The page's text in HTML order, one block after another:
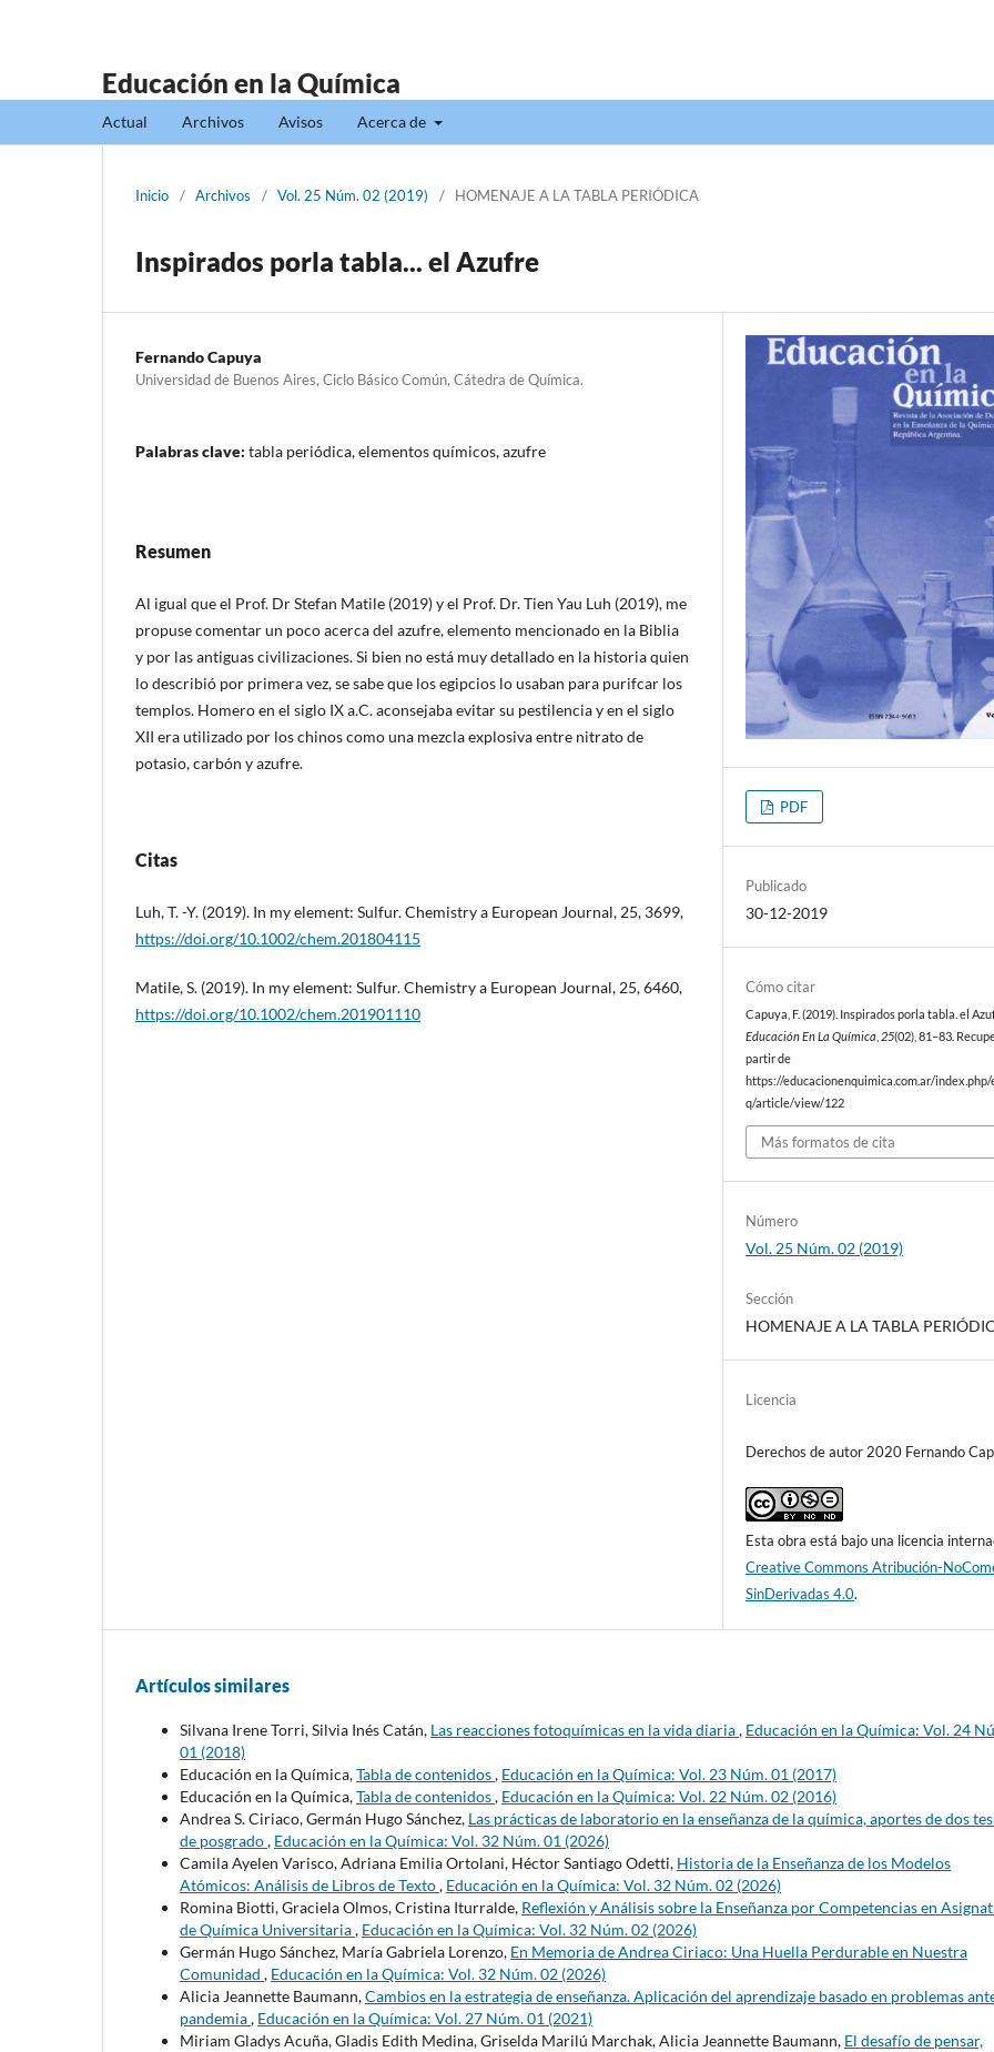
Educación en la Química
Actual Archivos Avisos Acerca de
Inicio / Archivos / Vol. 25 Núm. 02 (2019) / HOMENAJE A LA TABLA PERIÓDICA
Inspirados porla tabla... el Azufre
Fernando Capuya
Universidad de Buenos Aires, Ciclo Básico Común, Cátedra de Química.
Palabras clave: tabla periódica, elementos químicos, azufre
Resumen
Al igual que el Prof. Dr Stefan Matile (2019) y el Prof. Dr. Tien Yau Luh (2019), me
propuse comentar un poco acerca del azufre, elemento mencionado en la Biblia
y por las antiguas civilizaciones. Si bien no está muy detallado en la historia quien
lo describió por primera vez, se sabe que los egipcios lo usaban para purifcar los
templos. Homero en el siglo IX a.C. aconsejaba evitar su pestilencia y en el siglo
XII era utilizado por los chinos como una mezcla explosiva entre nitrato de
potasio, carbón y azufre.
Citas
Luh, T. -Y. (2019). In my element: Sulfur. Chemistry a European Journal, 25, 3699,
https://doi.org/10.1002/chem.201804115
Matile, S. (2019). In my element: Sulfur. Chemistry a European Journal, 25, 6460,
https://doi.org/10.1002/chem.201901110
PDF
Publicado
30-12-2019
Cómo citar
Capuya, F. (2019). Inspirados porla tabla. el
Educación En La Química 25(02), 81–83.
partir de
https://educacionenquimica.com.ar/index.php/
q/article/view/122
Más formatos de cita
Número
Vol. 25 Núm. 02 (2019)
Sección
HOMENAJE A LA TABLA
Licencia
Derechos de autor 2020 Fernando
Esta obra está bajo una licencia
Creative Commons Atribución-
SinDerivadas 4.0.
Artículos similares
Silvana Irene Torri, Silvia Inés Catán, Las reacciones fotoquímicas en la vida diaria, Educación en la Química: Vol. 24
01 (2018)
Educación en la Química,Tabla de contenidos, Educación en la Química: Vol. 23 Núm. 01 (2017)
Educación en la Química,Tabla de contenidos, Educación en la Química: Vol. 22 Núm. 02 (2016)
Andrea S. Ciriaco, Germán Hugo Sánchez, Las prácticas de laboratorio en la enseñanza de la química, aportes de dos
de posgrado, Educación en la Química: Vol. 32 Núm. 01 (2026)
Camila Ayelen Varisco, Adriana Emilia Ortolani, Héctor Santiago Odetti, Historia de la Enseñanza de los Modelos
Atómicos: Análisis de Libros de Texto, Educación en la Química: Vol. 32 Núm. 02 (2026)
Romina Biotti, Graciela Olmos, Cristina Iturralde, Reflexión y Análisis sobre la Enseñanza por Competencias en
de Química Universitaria, Educación en la Química: Vol. 32 Núm. 02 (2026)
Germán Hugo Sánchez, María Gabriela Lorenzo, En Memoria de Andrea Ciriaco: Una Huella Perdurable en Nuestra
Comunidad , Educación en la Química: Vol. 32 Núm. 02 (2026)
Alicia Jeannette Baumann,Cambios en la estrategia de enseñanza. Aplicación del aprendizaje basado en problemas
pandemia, Educación en la Química: Vol. 27 Núm. 01 (2021)
Miriam Gladys Acuña, Gladis Edith Medina, Griselda Marilú Marchak, Alicia Jeannette Baumann, El desafío de pensar,